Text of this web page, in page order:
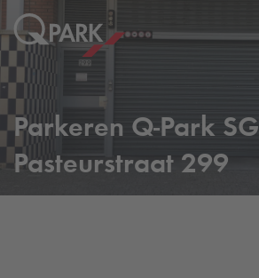
Parkeren Q-Park SG
Pasteurstraat 299